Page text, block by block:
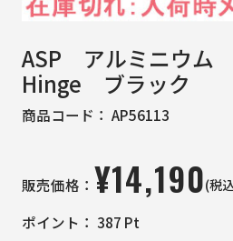
ASP アルミニウム
Hinge ブラック
商品コード： AP56113
販売価格： ¥14,190(税
ポイント： 387 Pt